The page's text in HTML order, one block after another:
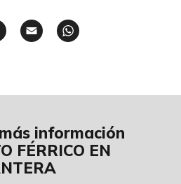
LinkedIn
Email
información
FÉRRICO EN